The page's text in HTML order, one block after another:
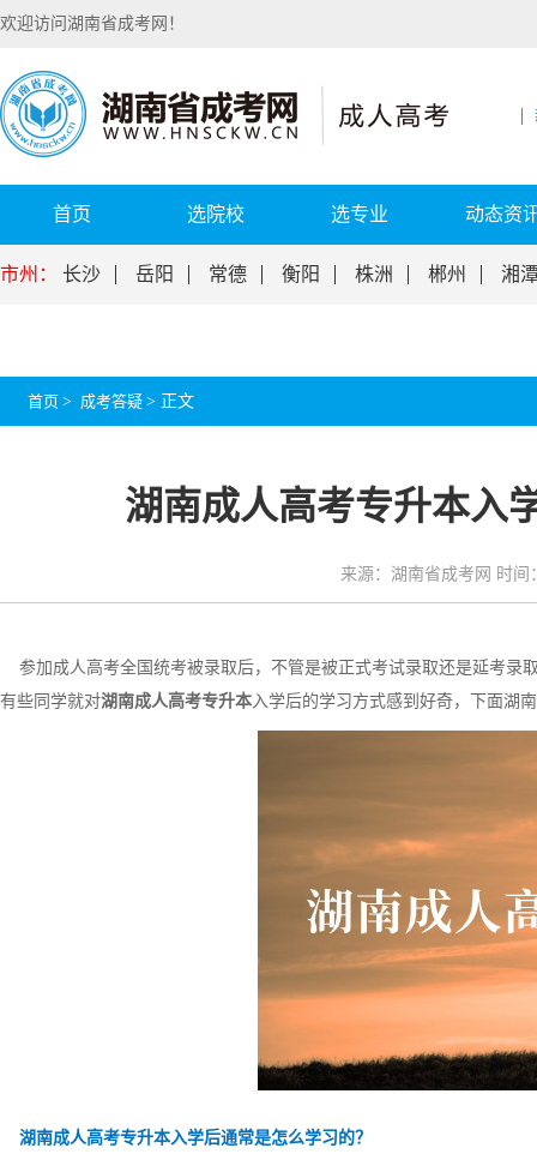
欢迎访问湖南省成考网！
首页 选院校 选专业 动态资
市州： 长沙 岳阳 常德 衡阳 株洲 郴州 湘
首页 > 成考答疑 > 正文
湖南成人高考专升本入
来源：湖南省成考网 时间
参加成人高考全国统考被录取后，不管是被正式考试录取还是延考录
有些同学就对湖南成人高考专升本入学后的学习方式感到好奇，下面湖
湖南成人高考专升本入学后通常是怎么学习的？